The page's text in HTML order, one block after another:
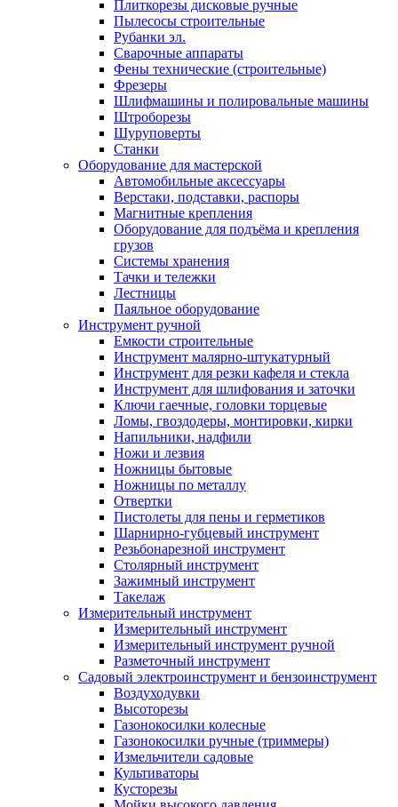
Плиткорезы дисковые ручные
Пылесосы строительные
Рубанки эл.
Сварочные аппараты
Фены технические (строительные)
Фрезеры
Шлифмашины и полировальные машины
Штроборезы
Шуруповерты
Станки
Оборудование для мастерской
Автомобильные аксессуары
Верстаки, подставки, распоры
Магнитные крепления
Оборудование для подъёма и крепления
грузов
Системы хранения
Тачки и тележки
Лестницы
Паяльное оборудование
Инструмент ручной
Емкости строительные
Инструмент малярно-штукатурный
Инструмент для резки кафеля и стекла
Инструмент для шлифования и заточки
Ключи гаечные, головки торцевые
Ломы, гвоздодеры, монтировки, кирки
Напильники, надфили
Ножи и лезвия
Ножницы бытовые
Ножницы по металлу
Отвертки
Пистолеты для пены и герметиков
Шарнирно-губцевый инструмент
Резьбонарезной инструмент
Столярный инструмент
Зажимный инструмент
Такелаж
Измерительный инструмент
Измерительный инструмент
Измерительный инструмент ручной
Разметочный инструмент
Садовый электроинструмент и бензоинструмент
Воздуходувки
Высоторезы
Газонокосилки колесные
Газонокосилки ручные (триммеры)
Измельчители садовые
Культиваторы
Кусторезы